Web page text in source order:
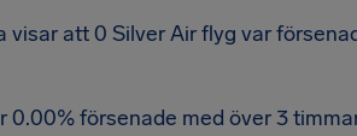
visar att 0 Silver Air flyg var
0.00% försenade med över 3